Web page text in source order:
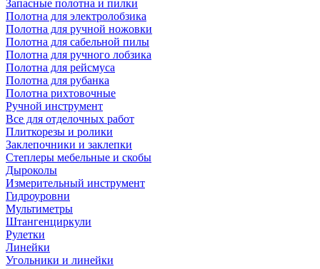
Запасные полотна и пилки
Полотна для электролобзика
Полотна для ручной ножовки
Полотна для сабельной пилы
Полотна для ручного лобзика
Полотна для рейсмуса
Полотна для рубанка
Полотна рихтовочные
Ручной инструмент
Все для отделочных работ
Плиткорезы и ролики
Заклепочники и заклепки
Степлеры мебельные и скобы
Дыроколы
Измерительный инструмент
Гидроуровни
Мультиметры
Штангенциркули
Рулетки
Линейки
Угольники и линейки